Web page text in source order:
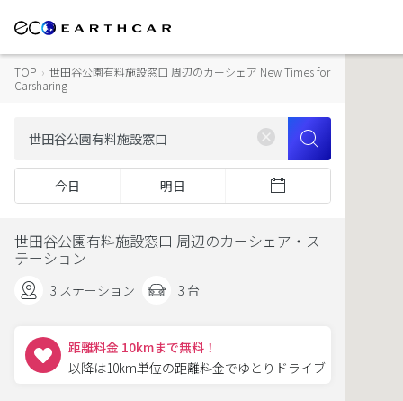
TOP › 世田谷公園有料施設窓口 周辺のカーシェア New Times for
Carsharing
今日 明日
世田谷公園有料施設窓口 周辺のカーシェア・ス
テーション
3 ステーション 3 台
距離料金 10kmまで無料！
以降は10km単位の距離料金でゆとりドライブ